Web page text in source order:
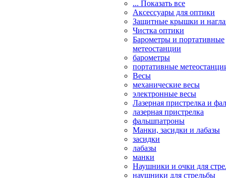
... Показать все
Аксессуары для оптики
Защитные крышки и
Чистка оптики
Барометры и портативные
метеостанции
барометры
портативные
Весы
механические весы
электронные весы
Лазерная пристрелка и
лазерная пристрелка
фальшпатроны
Манки, засидки и лабазы
засидки
лабазы
манки
Наушники и очки для
наушники для стрельбы